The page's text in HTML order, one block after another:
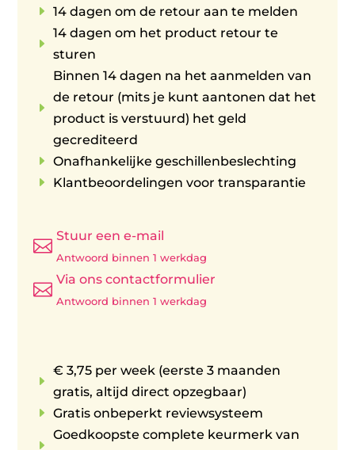
E 14 dagen om de retour aan te melden
E
14 dagen om het product retour te
sturen
E
Binnen 14 dagen na het aanmelden van
de retour (mits je kunt aantonen dat het
product is verstuurd) het geld
gecrediteerd
E Onafhankelijke geschillenbeslechting
E Klantbeoordelingen voor transparantie

Stuur een e-mail
Antwoord binnen 1 werkdag

Via ons contactformulier
Antwoord binnen 1 werkdag
E
€ 3,75 per week (eerste 3 maanden
gratis, altijd direct opzegbaar)
E Gratis onbeperkt reviewsysteem
E
Goedkoopste complete keurmerk van